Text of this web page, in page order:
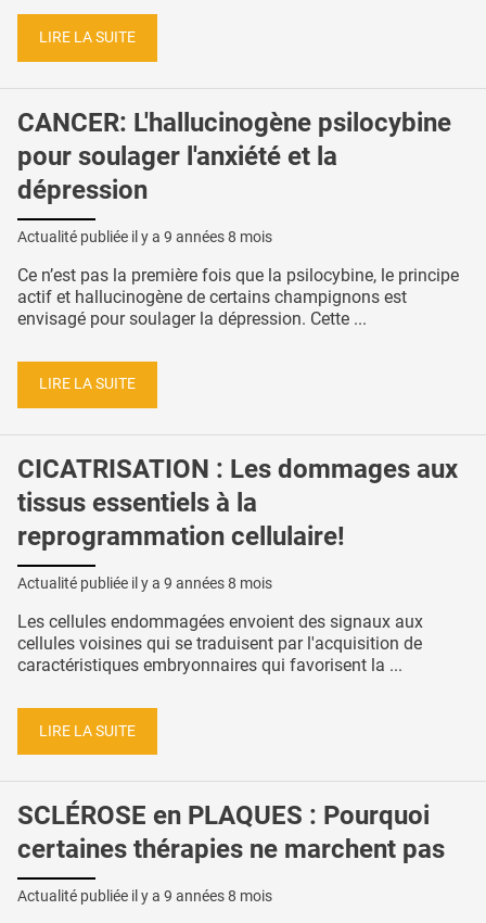
LIRE LA SUITE
CANCER: L'hallucinogène psilocybine
pour soulager l'anxiété et la
dépression
Actualité publiée il y a 9 années 8 mois
Ce n’est pas la première fois que la psilocybine, le principe
actif et hallucinogène de certains champignons est
envisagé pour soulager la dépression. Cette ...
LIRE LA SUITE
CICATRISATION : Les dommages aux
tissus essentiels à la
reprogrammation cellulaire!
Actualité publiée il y a 9 années 8 mois
Les cellules endommagées envoient des signaux aux
cellules voisines qui se traduisent par l'acquisition de
caractéristiques embryonnaires qui favorisent la ...
LIRE LA SUITE
SCLÉROSE en PLAQUES : Pourquoi
certaines thérapies ne marchent pas
Actualité publiée il y a 9 années 8 mois